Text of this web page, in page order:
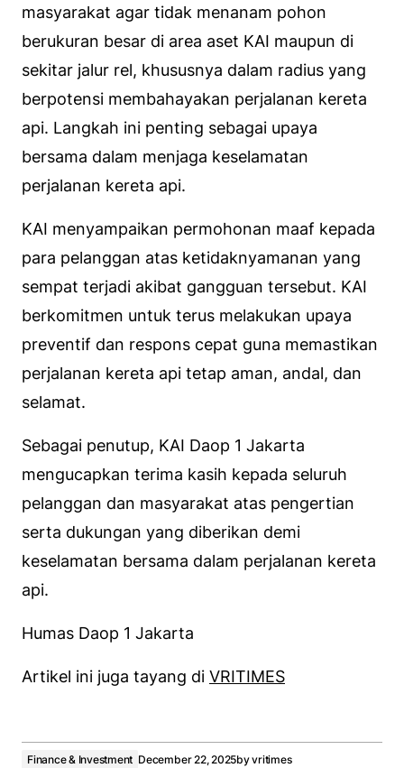
masyarakat agar tidak menanam pohon
berukuran besar di area aset KAI maupun di
sekitar jalur rel, khususnya dalam radius yang
berpotensi membahayakan perjalanan kereta
api. Langkah ini penting sebagai upaya
bersama dalam menjaga keselamatan
perjalanan kereta api.
KAI menyampaikan permohonan maaf kepada
para pelanggan atas ketidaknyamanan yang
sempat terjadi akibat gangguan tersebut. KAI
berkomitmen untuk terus melakukan upaya
preventif dan respons cepat guna memastikan
perjalanan kereta api tetap aman, andal, dan
selamat.
Sebagai penutup, KAI Daop 1 Jakarta
mengucapkan terima kasih kepada seluruh
pelanggan dan masyarakat atas pengertian
serta dukungan yang diberikan demi
keselamatan bersama dalam perjalanan kereta
api.
Humas Daop 1 Jakarta
Artikel ini juga tayang di VRITIMES
Finance & Investment December 22, 2025byvritimes